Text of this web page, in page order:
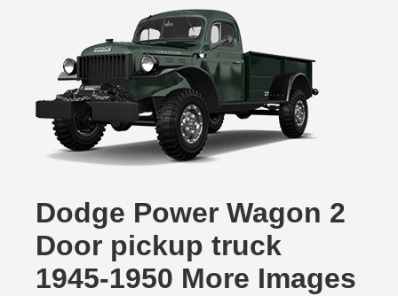
Dodge Power Wagon 2
Door pickup truck
1945-1950 More Images